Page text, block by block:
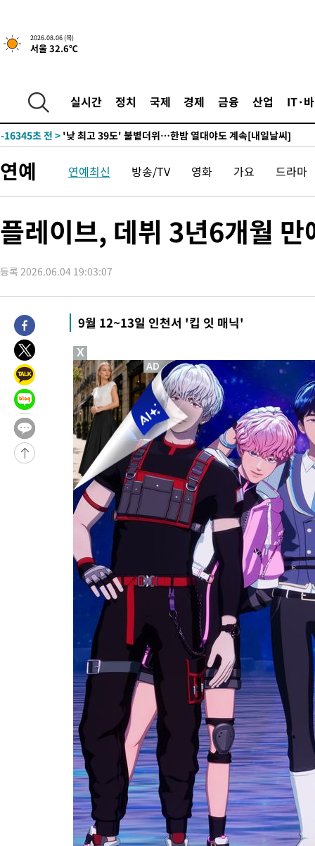
2026.08.06 (목)
서울 32.6℃
실시간 정치 국제 경제 금융 산업 IT·
1시간 전 >[속보]경찰, '홍명보 선임 논란' 대한축구협회·축구회관 등 압수수
-19365초 전 >[속보]합참 "北 발사체는 단거리탄도미사일…감시·경계태세
-17543초 전 >
[속보] SKT, 에이닷 서비스 장애 발생…"원인 파악 중"
-16949초 전 >
-16345초 전 > '낮 최고 39도' 불볕더위…한밤 열대야도 계속[내일날씨]
-15966초 전 >
"韓 외환시장 개입 관측 배경엔 美의 대한국 무역적자 있어"
-15793초 전 >'월드컵 탈락 후폭풍' 축구협회…초유의 압수수색에 '충격·당
-15195초 전 >[속보]종합특검, 대검 추가 압수수색…내란 중요임무종사 혐의
-11220초 전 >[속보]코스피, 301.88포인트(4.58%) 내린 6296.38 마감
-11085초 전 >[속보]원·달러 환율, 0.7원 내린 1423.8원 마감
-8684초 전 >
"여기 떨어졌다"…다누리, 스페이스X 로켓 달 충돌 흔적 포착
-5729초 전 >
손흥민, 5경기 연속골 실패…LAFC는 승부차기 끝 과달라하라
27분 전 >
내일까지 39도 '펄펄'…기상청 "태풍 지나며 폭염 잠시 꺾인다"
33분 전 >
트럼프, 한국계 진보 주지사 후보 맹공…"공산주의가 최대 위협"
34분 전 >
"美간섭에 합의 지연"…트럼프, '이란 호르무즈 통제권' 수용할까
1시간 전 >
[속보]산업장관 "李정부, 원전 반대 안해…안정 전력 위해 불가피"
1시간 전 >
[속보]경찰, '홍명보 선임 논란' 대한축구협회·축구회관 등 압수수
-19365초 전 >
[속보]합참 "北 발사체는 단거리탄도미사일…감시·경계태세
日방위성, 北이 동해로 쏜 발사체는 탄도미사일 가능성
[속보] SKT, 에이닷 서비스 장애 발생…"원인 파악 중"
[속보]합참 "북, 동해상으로 미상 발사체 발사"
'낮 최고 39도' 불볕더위…한밤 열대야도 계속[내일날씨]
[속보]7~9일 프로야구 3연전도 폭염 취소…11일 재개
"韓 외환시장 개입 관측 배경엔 美의 대한국 무역적자 있어"
'월드컵 탈락 후폭풍' 축구협회…초유의 압수수색에 '충격·당
서울 낮 37.9도, 올여름 최고치 경신…영등포 순간 '40도'
[속보]종합특검, 대검 추가 압수수색…내란 중요임무종사 혐의
[속보]코스닥, 800p 회복…0.26% 오른 801.67 마감
[속보]코스피, 301.88포인트(4.58%) 내린 6296.38 마감
[속보]원·달러 환율, 0.7원 내린 1423.8원 마감
"여기 떨어졌다"…다누리, 스페이스X 로켓 달 충돌 흔적 포착
손흥민, 5경기 연속골 실패…LAFC는 승부차기 끝 과달라하라
내일까지 39도 '펄펄'…기상청 "태풍 지나며 폭염 잠시 꺾인다"
트럼프, 한국계 진보 주지사 후보 맹공…"공산주의가 최대 위협"
"美간섭에 합의 지연"…트럼프, '이란 호르무즈 통제권' 수용할까
[속보]산업장관 "李정부, 원전 반대 안해…안정 전력 위해 불가피"
[속보]경찰, '홍명보 선임 논란' 대한축구협회·축구회관 등 압수수
연예 연예최신 방송/TV 영화 가요 드라마
플레이브, 데뷔 3년6개월 만
등록 2026.06.04 19:03:07
9월 12~13일 인천서 '킵 잇 매닉'
X